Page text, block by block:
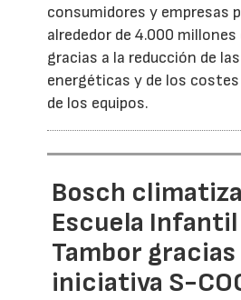
consumidores y empresas
alrededor de 4.000 millones
gracias a la reducción de
energéticas y de los
de los equipos.
Bosch
Escuela Infantil
Tambor gracias
iniciativa S-